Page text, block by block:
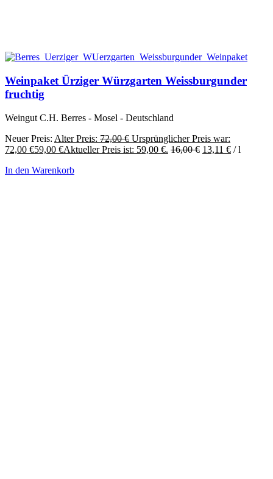
Weinpaket Ürziger Würzgarten Weissburgunder
fruchtig
Weingut C.H. Berres - Mosel - Deutschland
Neuer Preis: Alter Preis: 72,00€ Ursprünglicher Preis war:
72,00 €59,00 €Aktueller Preis ist: 59,00 €. 16,00€ 13,11 € /l
In den Warenkorb